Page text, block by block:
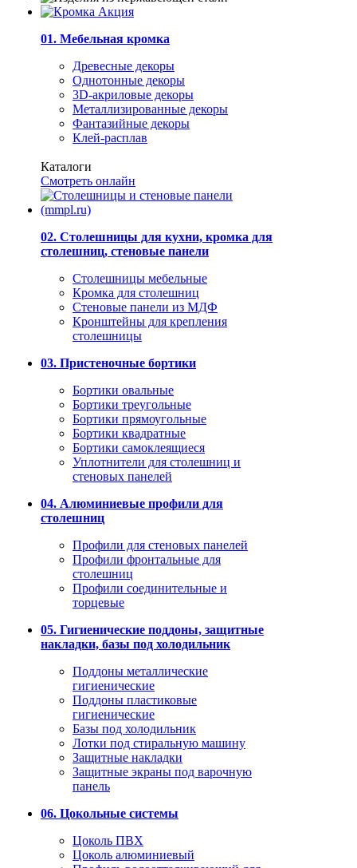
01. Мебельная кромка
Древесные декоры
Однотонные декоры
3D-акриловые декоры
Металлизированные декоры
Фантазийные декоры
Клей-расплав
Каталоги
Смотреть онлайн
02. Столешницы для кухни, кромка для
столешниц, стеновые панели
Столешницы мебельные
Кромка для столешниц
Стеновые панели из МДФ
Кронштейны для крепления
столешницы
03. Пристеночные бортики
Бортики овальные
Бортики треугольные
Бортики прямоугольные
Бортики квадратные
Бортики самоклеящиеся
Уплотнители для столешниц и
стеновых панелей
04. Алюминиевые профили для
столешниц
Профили для стеновых панелей
Профили фронтальные для
столешниц
Профили соединительные и
торцевые
05. Гигиенические поддоны, защитные
накладки, базы под холодильник
Поддоны металлические
гигиенические
Поддоны пластиковые
гигиенические
Базы под холодильник
Лотки под стиральную машину
Защитные накладки
Защитные экраны под варочную
панель
06. Цокольные системы
Цоколь ПВХ
Цоколь алюминиевый